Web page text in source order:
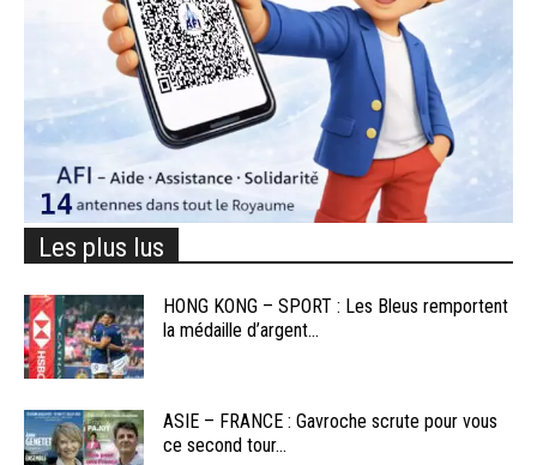
Les plus lus
HONG KONG – SPORT : Les Bleus remportent
la médaille d’argent...
ASIE – FRANCE : Gavroche scrute pour vous
ce second tour...